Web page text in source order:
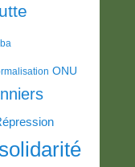
ONU
solidarité